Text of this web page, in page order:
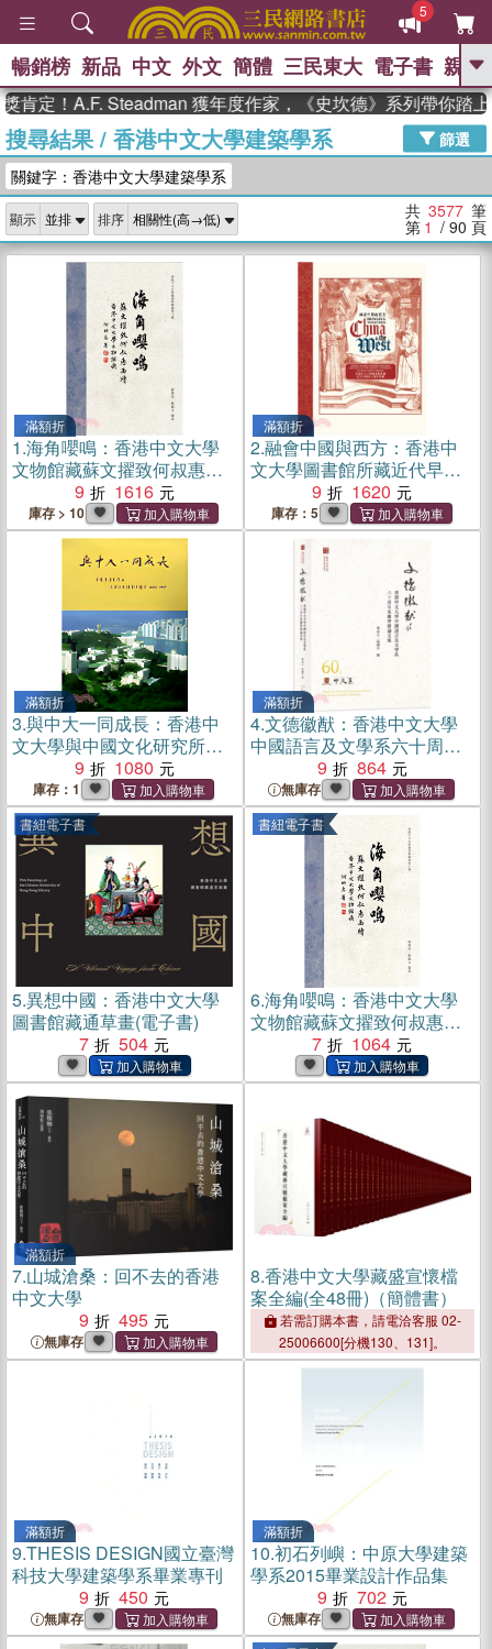
5
GO
熱搜： 東野圭吾 、 高希均教授回憶錄
、 The Odyssey 、 父親節 、 如果歷
史是一群喵
獎 臺灣漫遊錄 、 方念華 、 台灣的李
登輝時代
數學女孩：黎曼猜想 、
偉大的迷走神經
暢銷榜 新品 中文 外文 簡體 三民東大 電子書 親子
A.F. Steadman 獲年度作家，《史坎德》系列帶你踏上熱血奇
搜尋結果/ 香港中文大學建築學系
篩選
關鍵字：香港中文大學建築學系
顯示 排序 共 3577 筆
第 1 / 90 頁
滿額折
1.海角嚶鳴：香港中文大學
文物館藏蘇文擢致何叔惠函
9 1616
庫存 > 10
滿額折
2.融會中國與西方：香港中
文大學圖書館所藏近代早期
西方漢學要籍
9 1620
庫存：5
滿額折
3.與中大一同成長：香港中
文大學與中國文化研究所圖
史1949-1997
9 1080
庫存：1
滿額折
4.文德徽猷：香港中文大學
中國語言及文學系六十周年
系慶學術論文集
9 864
無庫存
書紐電子書
5.異想中國：香港中文大學
圖書館藏通草畫(電子書)
7
504
書紐電子書
6.海角嚶鳴：香港中文大學
文物館藏蘇文擢致何叔惠函
牘(電子書)
7 1064
滿額折
7.山城滄桑：回不去的香港
中文大學
9
495
無庫存
8.香港中文大學藏盛宣懷檔
案全編(全48冊)（簡體書）
若需訂購本書，請電洽客服 02-
25006600[分機130、131]。
滿額折
9.THESIS DESIGN國立臺灣
科技大學建築學系畢業專刊
9
450
無庫存
滿額折
10.初石列嶼：中原大學建築
學系2015畢業設計作品集
9
702
無庫存